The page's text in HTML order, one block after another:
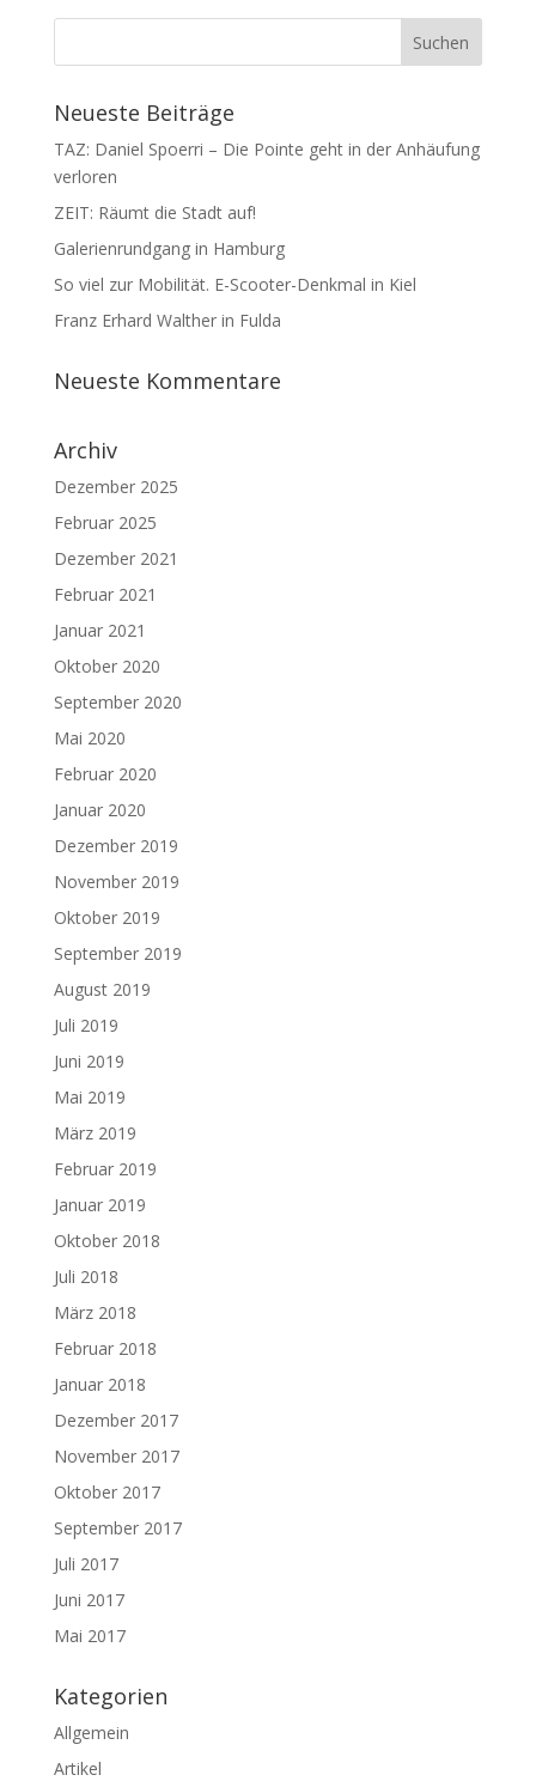
Neueste Beiträge
TAZ: Daniel Spoerri – Die Pointe geht in der Anhäufung
verloren
ZEIT: Räumt die Stadt auf!
Galerienrundgang in Hamburg
So viel zur Mobilität. E-Scooter-Denkmal in Kiel
Franz Erhard Walther in Fulda
Neueste Kommentare
Archiv
Dezember 2025
Februar 2025
Dezember 2021
Februar 2021
Januar 2021
Oktober 2020
September 2020
Mai 2020
Februar 2020
Januar 2020
Dezember 2019
November 2019
Oktober 2019
September 2019
August 2019
Juli 2019
Juni 2019
Mai 2019
März 2019
Februar 2019
Januar 2019
Oktober 2018
Juli 2018
März 2018
Februar 2018
Januar 2018
Dezember 2017
November 2017
Oktober 2017
September 2017
Juli 2017
Juni 2017
Mai 2017
Kategorien
Allgemein
Artikel